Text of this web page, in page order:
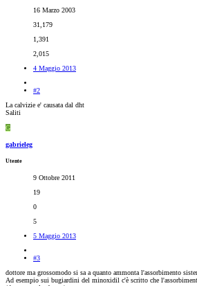
16 Marzo 2003
31,179
1,391
2,015
4 Maggio 2013
#2
La calvizie e' causata dal dht
Saliti
G
gabrieleg
Utente
9 Ottobre 2011
19
0
5
5 Maggio 2013
#3
dottore ma grossomodo si sa a quanto ammonta l'assorbimento
Ad esempio sui bugiardini del minoxidil c'è scritto che